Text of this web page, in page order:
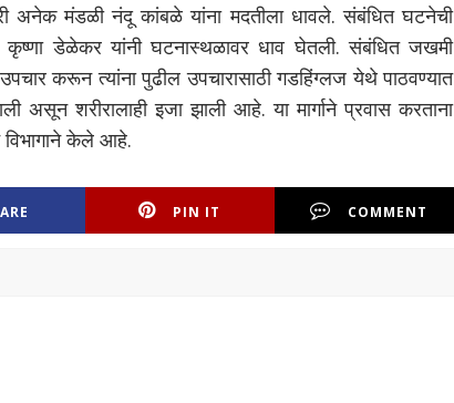
अनेक मंडळी नंदू कांबळे यांना मदतीला धावले. संबंधित घटनेची
कृष्णा डेळेकर यांनी घटनास्थळावर धाव घेतली. संबंधित जखमी
करून त्यांना पुढील उपचारासाठी गडहिंग्लज येथे पाठवण्यात
शरीरालाही इजा झाली आहे. या मार्गाने प्रवास करताना
विभागाने केले आहे.
PIN IT COMMENT